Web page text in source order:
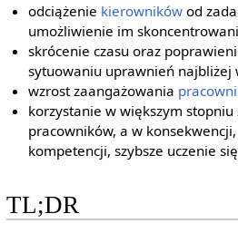
odciążenie kierowników od
umożliwienie im
skrócenie czasu oraz
sytuowaniu uprawnień najbliżej
wzrost zaangażowania
korzystanie w większym stopniu
pracowników, a w
kompetencji, szybsze uczenie
TL;DR